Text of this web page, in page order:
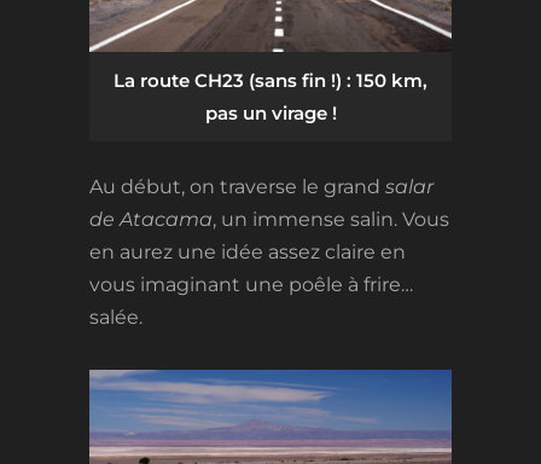
La route CH23 (sans fin !) : 150 km,
pas un virage !
Au début, on traverse le grand salar
de Atacama, un immense salin. Vous
en aurez une idée assez claire en
vous imaginant une poêle à frire…
salée.